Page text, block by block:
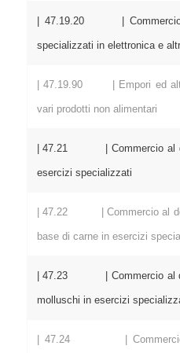
| 47.19.20 | Commercio
specializzati in elettronica e
| 47.19.90 | Empori ed altri
vari prodotti non alimentari
| 47.21 | Commercio al
esercizi specializzati
| 47.22 | Commercio al
base di carne in esercizi
| 47.23 | Commercio al
molluschi in esercizi
| 47.24 | Commercio al